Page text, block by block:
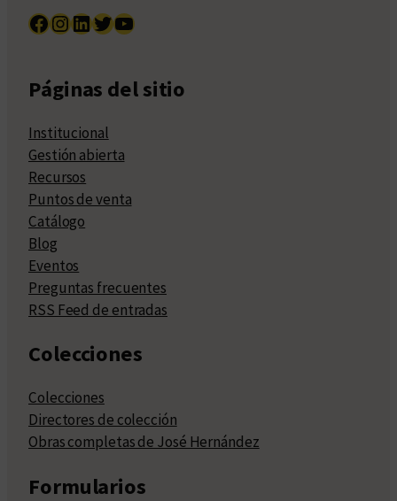
Facebook InstagramLinkedIn Twitter YouTube
Páginas del sitio
Institucional
Gestión abierta
Recursos
Puntos de venta
Catálogo
Blog
Eventos
Preguntas frecuentes
RSS Feed de entradas
Colecciones
Colecciones
Directores de colección
Obras completas de José Hernández
Formularios